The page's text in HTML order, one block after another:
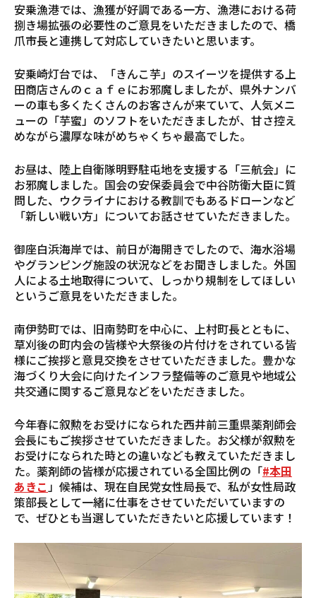
安乗漁港では、漁獲が好調である一方、漁港における荷
捌き場拡張の必要性のご意見をいただきましたので、橋
爪市長と連携して対応していきたいと思います。
安乗崎灯台では、「きんこ芋」のスイーツを提供する上
田商店さんのｃａｆｅにお邪魔しましたが、県外ナンバ
ーの車も多くたくさんのお客さんが来ていて、人気メニ
ューの「芋蜜」のソフトをいただきましたが、甘さ控え
めながら濃厚な味がめちゃくちゃ最高でした。
お昼は、陸上自衛隊明野駐屯地を支援する「三航会」に
お邪魔しました。国会の安保委員会で中谷防衛大臣に質
問した、ウクライナにおける教訓でもあるドローンなど
「新しい戦い方」についてお話させていただきました。
御座白浜海岸では、前日が海開きでしたので、海水浴場
やグランピング施設の状況などをお聞きしました。外国
人による土地取得について、しっかり規制をしてほしい
というご意見をいただきました。
南伊勢町では、旧南勢町を中心に、上村町長とともに、
草刈後の町内会の皆様や大祭後の片付けをされている皆
様にご挨拶と意見交換をさせていただきました。豊かな
海づくり大会に向けたインフラ整備等のご意見や地域公
共交通に関するご意見などをいただきました。
今年春に叙勲をお受けになられた西井前三重県薬剤師会
会長にもご挨拶させていただきました。お父様が叙勲を
お受けになられた時との違いなども教えていただきまし
た。薬剤師の皆様が応援されている全国比例の「#本田
あきこ」候補は、現在自民党女性局長で、私が女性局政
策部長として一緒に仕事をさせていただいていますの
で、ぜひとも当選していただきたいと応援しています！